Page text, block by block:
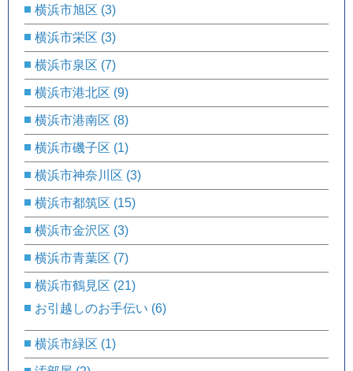
横浜市旭区 (3)
横浜市栄区 (3)
横浜市泉区 (7)
横浜市港北区 (9)
横浜市港南区 (8)
横浜市磯子区 (1)
横浜市神奈川区 (3)
横浜市都筑区 (15)
横浜市金沢区 (3)
横浜市青葉区 (7)
横浜市鶴見区 (21)
お引越しのお手伝い (6)
横浜市緑区 (1)